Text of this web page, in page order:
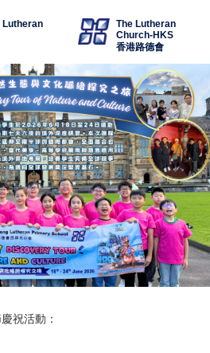
Lutheran
The Lutheran
Church-HKS
香港路德會
祝活動：